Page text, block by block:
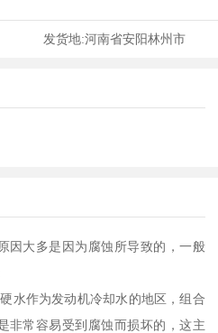
发货地:河南省安阳林州市
因大多是因为腐蚀所导致的，一般
水作为发动机冷却水的地区，组合
非常容易受到腐蚀而损坏的，这主